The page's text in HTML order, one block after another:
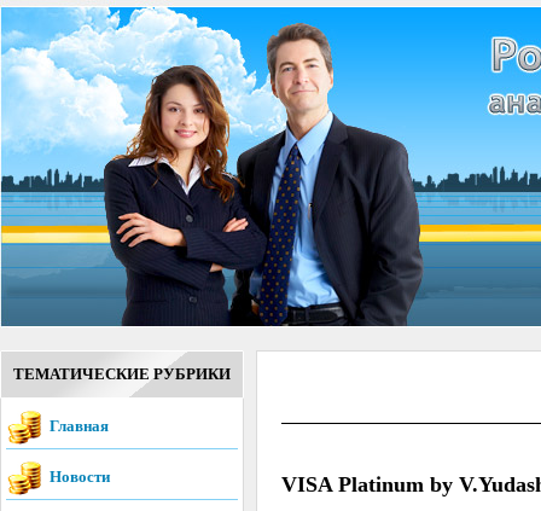
ТЕМАТИЧЕСКИЕ РУБРИКИ
Главная
Новости VISA Platinum by